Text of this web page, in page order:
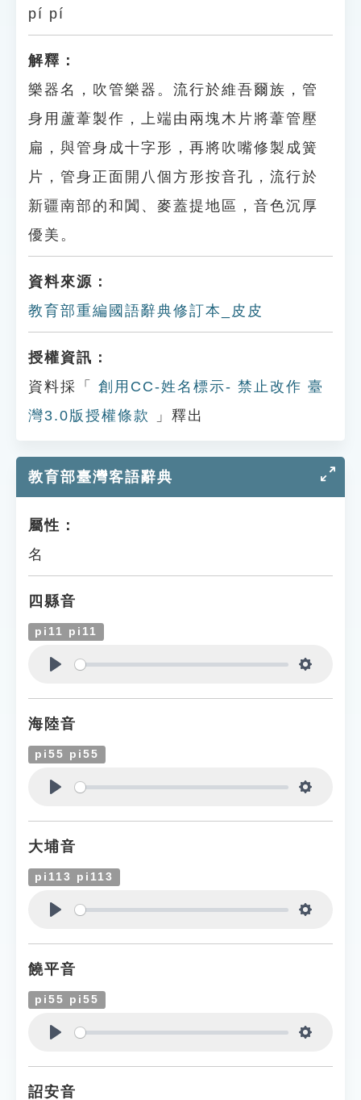
pí pí
解釋：
樂器名，吹管樂器。流行於維吾爾族，管
身用蘆葦製作，上端由兩塊木片將葦管壓
扁，與管身成十字形，再將吹嘴修製成簧
片，管身正面開八個方形按音孔，流行於
新疆南部的和闐、麥蓋提地區，音色沉厚
優美。
資料來源：
教育部重編國語辭典修訂本_皮皮
授權資訊：
資料採「
創用CC-姓名標示- 禁止改作 臺
灣3.0版授權條款
」釋出
教育部臺灣客語辭典
屬性：
名
四縣音
pi11 pi11
海陸音
pi55 pi55
大埔音
pi113 pi113
饒平音
pi55 pi55
詔安音